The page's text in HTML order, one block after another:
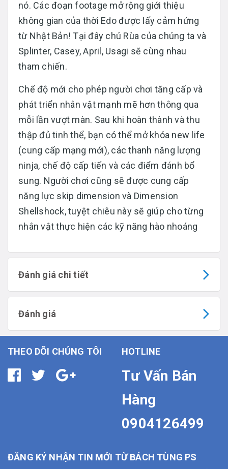
nó. Các đoạn footage mở rộng giới thiệu
không gian của thời Edo được lấy cảm hứng
từ Nhật Bản! Tại đây chú Rùa của chúng ta và
Splinter, Casey, April, Usagi sẽ cùng nhau
tham chiến.
Chế độ mới cho phép người chơi tăng cấp và
phát triển nhân vật mạnh mẽ hơn thông qua
mỗi lần vượt màn. Sau khi hoàn thành và thu
thập đủ tinh thể, bạn có thể mở khóa new life
(cung cấp mạng mới), các thanh năng lượng
ninja, chế độ cấp tiến và các điểm đánh bổ
sung. Người chơi cũng sẽ được cung cấp
năng lực skip dimension và Dimension
Shellshock, tuyệt chiêu này sẽ giúp cho từng
nhân vật thực hiện các kỹ năng hào nhoáng
Đánh giá chi tiết
Đánh giá
THEO DÕI CHÚNG TÔI HOTLINE
Tư Vấn Bán
Hàng
0904126499
ĐĂNG KÝ NHẬN TIN MỚI TỪ BÁCH TÙNG PS